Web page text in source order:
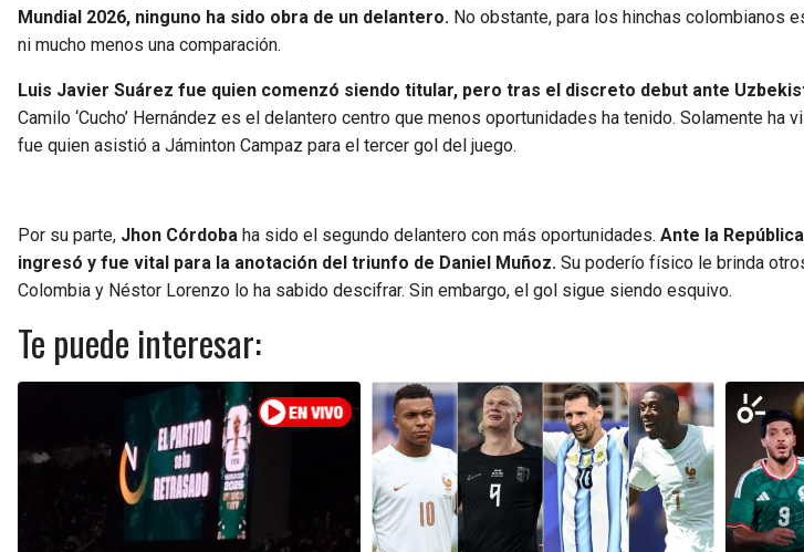
Mundial 2026, ninguno ha sido obra de un delantero. No obstante, para los hinchas colombianos
ni mucho menos una comparación.
Luis Javier Suárez fue quien comenzó siendo titular, pero tras el discreto debut ante
Camilo ‘Cucho’ Hernández es el delantero centro que menos oportunidades ha tenido. Solamente ha
fue quien asistió a Jáminton Campaz para el tercer gol del juego.
Por su parte, Jhon Córdoba ha sido el segundo delantero con más oportunidades. Ante la
ingresó y fue vital para la anotación del triunfo de Daniel Muñoz. Su poderío físico le brinda
Colombia y Néstor Lorenzo lo ha sabido descifrar. Sin embargo, el gol sigue siendo esquivo.
Te puede interesar: